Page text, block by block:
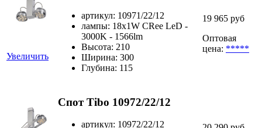
Увеличить
артикул: 10971/22/12
лампы: 18x1W CRee LeD -
3000K - 1566lm
Высота: 210
Ширина: 300
Глубина: 115
19 965 руб
Оптовая
цена: *****
Спот Tibo 10972/22/12
артикул: 10972/22/12